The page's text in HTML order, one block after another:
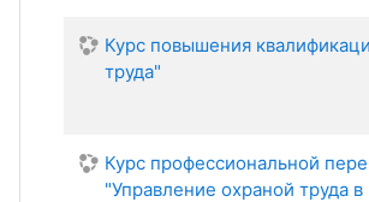
Курс повышения
труда"
Курс профессиональной
"Управление охраной труда в